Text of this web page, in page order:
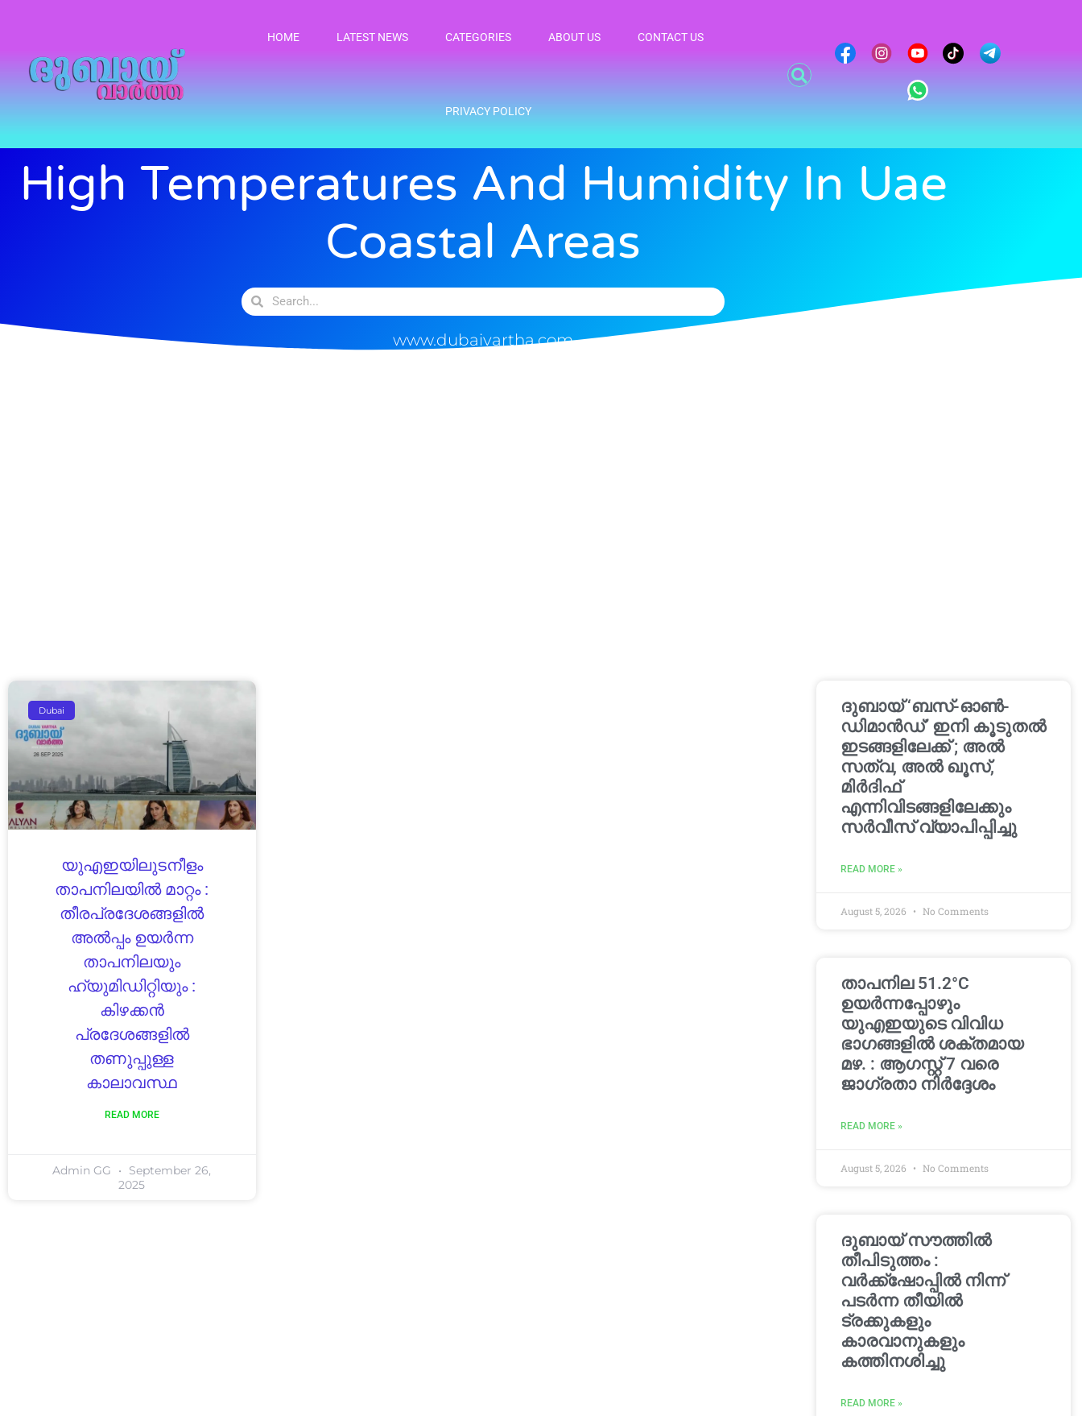
HOME LATEST NEWS CATEGORIES ABOUT US CONTACT US
PRIVACY POLICY
High Temperatures And Humidity In Uae
Coastal Areas
www.dubaivartha.com
Dubai
യുഎഇയിലുടനീളം
താപനിലയിൽ മാറ്റം :
തീരപ്രദേശങ്ങളിൽ
അൽപ്പം ഉയർന്ന
താപനിലയും
ഹ്യുമിഡിറ്റിയും :
കിഴക്കൻ
പ്രദേശങ്ങളിൽ
തണുപ്പുള്ള
കാലാവസ്ഥ
READ MORE
Admin GG
September 26,
2025
ദുബായ് ‘ബസ്-ഓൺ-
ഡിമാൻഡ്’ ഇനി കൂടുതൽ
ഇടങ്ങളിലേക്ക് ; അൽ
സത്വ, അൽ ഖൂസ്,
മിർദിഫ്
എന്നിവിടങ്ങളിലേക്കും
സർവീസ് വ്യാപിപ്പിച്ചു
READ MORE »
August 5, 2026 No Comments
താപനില 51.2°C
ഉയർന്നപ്പോഴും
യുഎഇയുടെ വിവിധ
ഭാഗങ്ങളിൽ ശക്തമായ
മഴ. : ആഗസ്റ്റ് 7 വരെ
ജാഗ്രതാ നിർദ്ദേശം
READ MORE »
August 5, 2026 No Comments
ദുബായ് സൗത്തിൽ
തീപിടുത്തം :
വർക്ക്‌ഷോപ്പിൽ നിന്ന്
പടർന്ന തീയിൽ
ട്രക്കുകളും
കാരവാനുകളും
കത്തിനശിച്ചു
READ MORE »